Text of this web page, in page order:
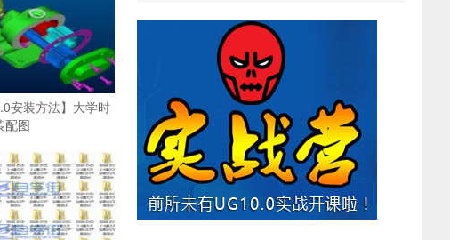
安装方法】大学时
配图